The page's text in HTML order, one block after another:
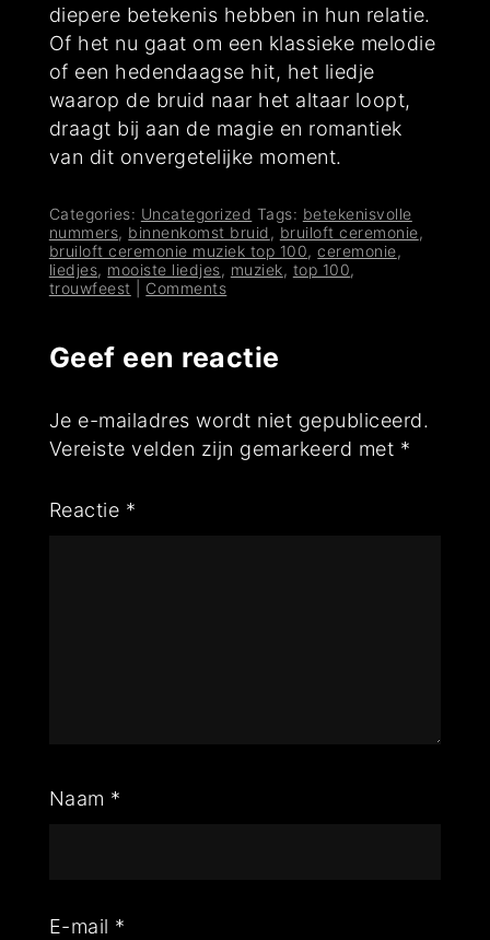
diepere betekenis hebben in hun relatie.
Of het nu gaat om een klassieke melodie
of een hedendaagse hit, het liedje
waarop de bruid naar het altaar loopt,
draagt bij aan de magie en romantiek
van dit onvergetelijke moment.
Categories: Uncategorized Tags: betekenisvolle
nummers, binnenkomst bruid , bruiloft ceremonie,
bruiloft ceremonie muziek top 100,ceremonie,
liedjes, mooiste liedjes, muziek, top 100,
trouwfeest
Comments
Geef een reactie
Je e-mailadres wordt niet gepubliceerd.
Vereiste velden zijn gemarkeerd met *
Reactie *
Naam *
E-mail *